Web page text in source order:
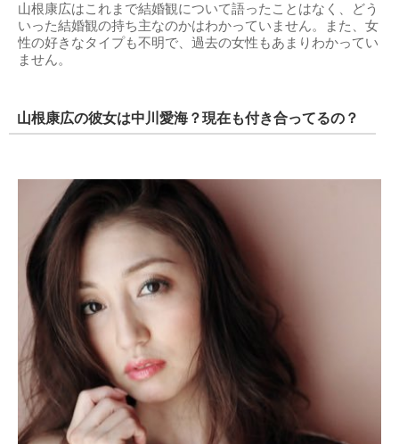
山根康広はこれまで結婚観について語ったことはなく、どう
いった結婚観の持ち主なのかはわかっていません。また、女
性の好きなタイプも不明で、過去の女性もあまりわかってい
ません。
山根康広の彼女は中川愛海？現在も付き合ってるの？